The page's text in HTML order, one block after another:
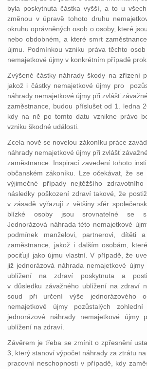
byla poskytnuta částka vyšší, a to u
změnou v úpravě tohoto druhu
okruhu oprávněných osob o osoby, které
nebo obdobném, a které smrt
újmu. Podmínkou vzniku práva těchto
nemajetkové újmy v konkrétním případě
Zvýšené částky náhrady škody na zřízení
jakož i částky nemajetkové újmy pro
náhrady nemajetkové újmy při zvlášť
zaměstnance, budou příslušet od 1. ledna
kdy na ně po tomto datu vznikne právo
vzniku škodné události.
Zcela nově se novelou zákoníku práce
náhrady nemajetkové újmy při zvlášť
zaměstnance. Inspirací zavedení tohoto
občanském zákoníku. Lze očekávat, že
výjimečné případy nejtěžšího
následky poškození zdraví takové, že
v zásadě vyřazují z většiny sfér
blízké osoby jsou srovnatelné se
Jednorázová náhrada této nemajetkové
podmínek manželovi, partnerovi, dítěti
zaměstnance, jakož i dalším osobám,
pociťují jako újmu vlastní. V případě, že
již jednorázová náhrada nemajetkové
ublížení na zdraví poskytnuta a
v důsledku závažného ublížení na zdraví
soud při určení výše jednorázového
nemajetkové újmy pozůstalých
jednorázové náhrady nemajetkové újmy
ublížení na zdraví.
Závěrem je třeba se zmínit o zpřesnění
3, který stanoví výpočet náhrady za ztrátu
pracovní neschopnosti v případě, kdy